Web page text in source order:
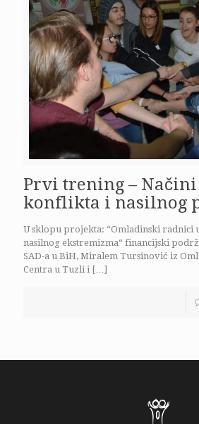
Prvi trening –
konflikta i nasilnog
U sklopu projekta: “Omladinski
nasilnog ekstremizma“ financijski
SAD-a u BiH, Miralem Tursinović iz
Centra u Tuzli i […]